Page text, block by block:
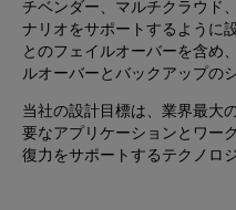
チベンダー、マルチクラウド
ナリオをサポートするように
とのフェイルオーバーを含め
ルオーバーとバックアップの
当社の設計目標は、業界最大
要なアプリケーションとワー
復力をサポートするテクノロ